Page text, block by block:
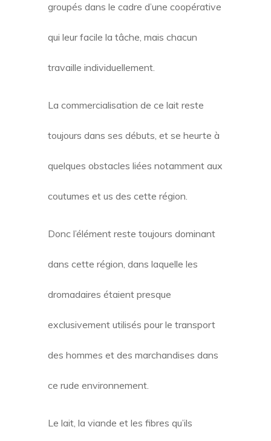
groupés dans le cadre d’une coopérative
qui leur facile la tâche, mais chacun
travaille individuellement.
La commercialisation de ce lait reste
toujours dans ses débuts, et se heurte à
quelques obstacles liées notamment aux
coutumes et us des cette région.
Donc l’élément reste toujours dominant
dans cette région, dans laquelle les
dromadaires étaient presque
exclusivement utilisés pour le transport
des hommes et des marchandises dans
ce rude environnement.
Le lait, la viande et les fibres qu’ils